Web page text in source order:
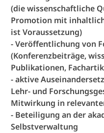
(die wissenschaftliche
Promotion mit
ist Voraussetzung)
- Veröffentlichung von
(Konferenzbeiträge,
Publikationen,
- aktive
Lehr- und
Mitwirkung in
- Beteiligung an der
Selbstverwaltung